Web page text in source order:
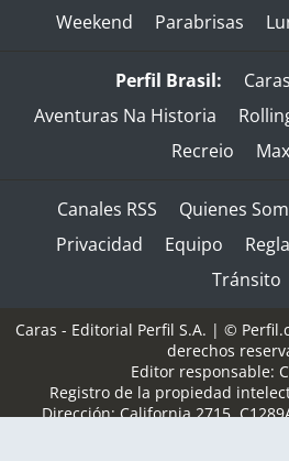
Weekend
Parabrisas
Perfil Brasil: Caras
Aventuras Na Historia
Recreio
Canales RSS Quienes
Privacidad
Equipo
Tránsito
Caras - Editorial Perfil S.A. | ©
derechos
Editor responsable:
Registro de la propiedad
Dirección:California 2715,